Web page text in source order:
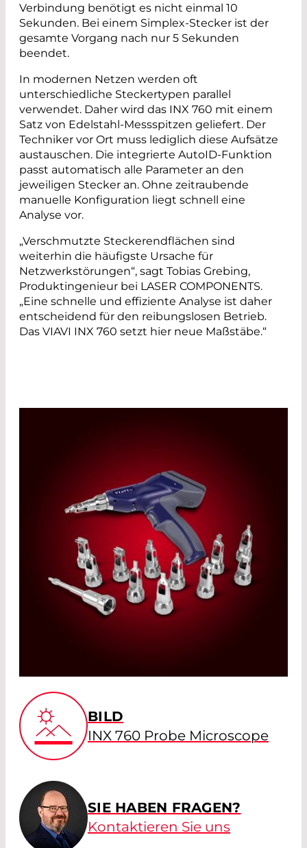
Verbindung benötigt es nicht einmal 10
Sekunden. Bei einem Simplex-Stecker ist der
gesamte Vorgang nach nur 5 Sekunden
beendet.
In modernen Netzen werden oft
unterschiedliche Steckertypen parallel
verwendet. Daher wird das INX 760 mit einem
Satz von Edelstahl-Messspitzen geliefert. Der
Techniker vor Ort muss lediglich diese Aufsätze
austauschen. Die integrierte AutoID-Funktion
passt automatisch alle Parameter an den
jeweiligen Stecker an. Ohne zeitraubende
manuelle Konfiguration liegt schnell eine
Analyse vor.
„Verschmutzte Steckerendflächen sind
weiterhin die häufigste Ursache für
Netzwerkstörungen“, sagt Tobias Grebing,
Produktingenieur bei LASER COMPONENTS.
„Eine schnelle und effiziente Analyse ist daher
entscheidend für den reibungslosen Betrieb.
Das VIAVI INX 760 setzt hier neue Maßstäbe.“
BILD
INX 760 Probe Microscope
SIE HABEN FRAGEN?
Kontaktieren Sie uns